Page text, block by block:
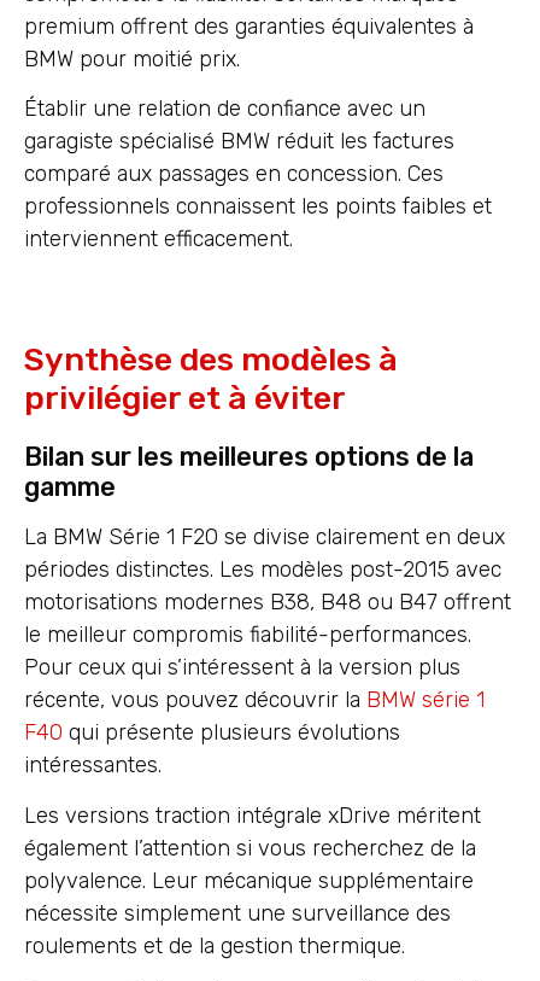
premium offrent des garanties équivalentes à
BMW pour moitié prix.
Établir une relation de confiance avec un
garagiste spécialisé BMW réduit les factures
comparé aux passages en concession. Ces
professionnels connaissent les points faibles et
interviennent efficacement.
Synthèse des modèles à
privilégier et à éviter
Bilan sur les meilleures options de la
gamme
La BMW Série 1 F20 se divise clairement en deux
périodes distinctes. Les modèles post-2015 avec
motorisations modernes B38, B48 ou B47 offrent
le meilleur compromis fiabilité-performances.
Pour ceux qui s’intéressent à la version plus
récente, vous pouvez découvrir la BMW série 1
F40 qui présente plusieurs évolutions
intéressantes.
Les versions traction intégrale xDrive méritent
également l’attention si vous recherchez de la
polyvalence. Leur mécanique supplémentaire
nécessite simplement une surveillance des
roulements et de la gestion thermique.